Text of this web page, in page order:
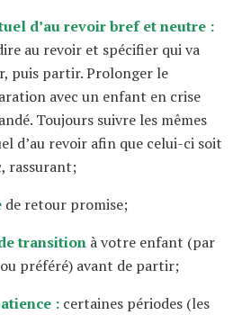
d’au revoir bref et neutre :
au revoir et spécifier qui va
puis partir. Prolonger le
avec un enfant en crise
Toujours suivre les mêmes
d’au revoir afin que celui-ci soit
rassurant;
de retour promise;
transition à votre enfant (par
préféré) avant de partir;
: certaines périodes (les